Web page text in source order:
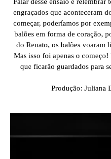
engraçados que aconteceram
começar, poderíamos por
balões em forma de coração,
do Renato, os balões voaram
Mas isso foi apenas o
que ficarão guardados para
Produção: Juliana